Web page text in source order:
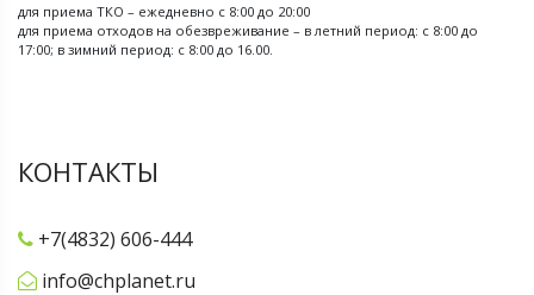
для приема ТКО – ежедневно с 8:00 до 20:00
для приема отходов на обезвреживание – в летний период: с 8:00 до
17:00; в зимний период: с 8:00 до 16.00.
КОНТАКТЫ
+7(4832) 606-444
info@chplanet.ru